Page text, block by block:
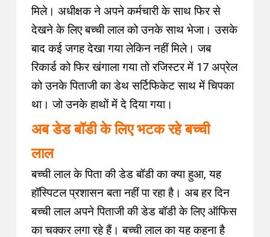
मिले। अधीक्षक ने अपने कर्मचारी के साथ फिर से
देखने के लिए बच्ची लाल को उनके साथ भेजा। उसके
बाद कई जगह देखा गया लेकिन नहीं मिले। जब
रिकार्ड को फिर खंगाला गया तो रजिस्टर में 17 अप्रेल
को उनके पिताजी का डेथ सर्टिफिकेट साथ में चिपका
था। जो उनके हाथों में दे दिया गया।
अब डेड बॉडी के लिए भटक रहे बच्ची
लाल
बच्ची लाल के पिता की डेड बॉडी का क्या हुआ, यह
हॉस्पिटल प्रशासन बता नहीं पा रहा है। अब हर दिन
बच्ची लाल अपने पिताजी की डेड बॉडी के लिए ऑफिस
का चक्कर लगा रहे हैं। बच्ची लाल का यह कहना है